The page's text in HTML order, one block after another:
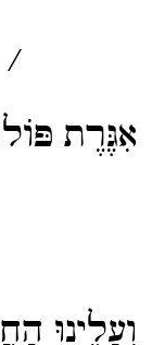
/
אִגֶּרֶת
וְעָלֵינוּ